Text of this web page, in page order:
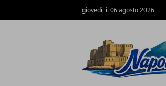
giovedì, il 06 agosto 2026